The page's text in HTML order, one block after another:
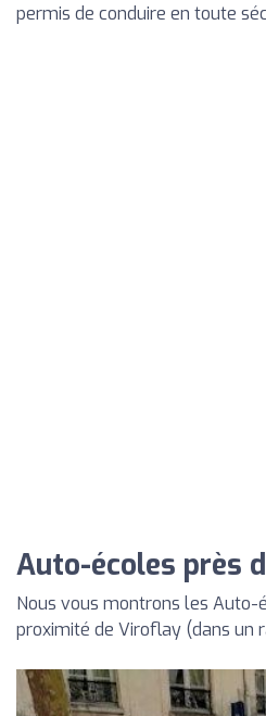
permis de conduire en toute
Auto-écoles près
Nous vous montrons les Auto-
proximité de Viroflay (dans un